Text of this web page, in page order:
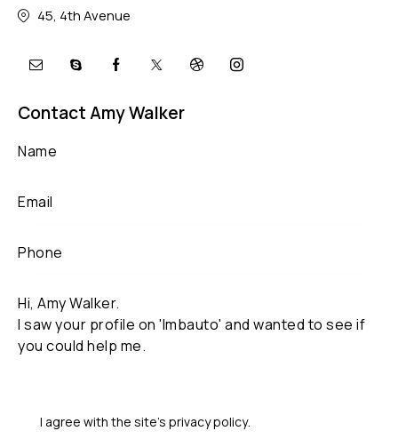
45, 4th Avenue
Contact Amy Walker
I agree with the site’sprivacy policy.